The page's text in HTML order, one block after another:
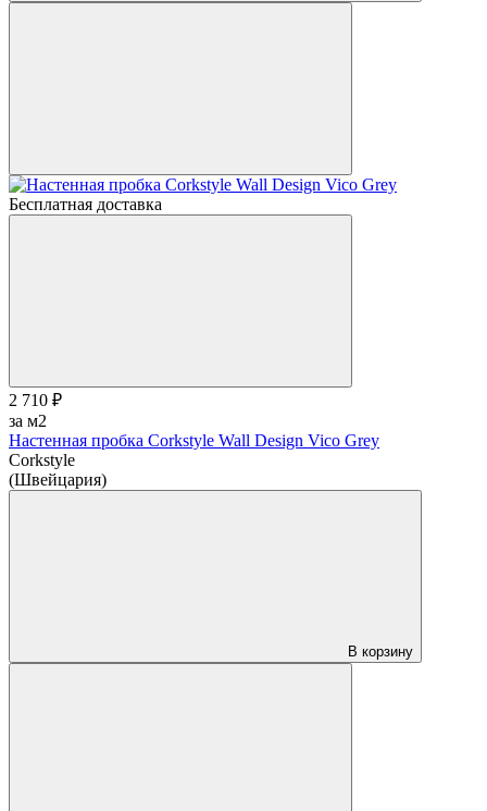
Бесплатная доставка
2 710 ₽
за м2
Настенная пробка Corkstyle Wall Design Vico Grey
Corkstyle
(Швейцария)
В корзину